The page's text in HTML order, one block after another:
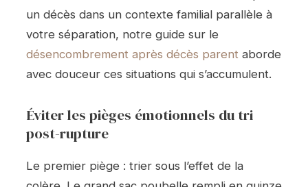
un décès dans un contexte familial parallèle à
votre séparation, notre guide sur le
désencombrement après décès parent aborde
avec douceur ces situations qui s’accumulent.
Éviter les pièges émotionnels du tri
post-rupture
Le premier piège : trier sous l’effet de la